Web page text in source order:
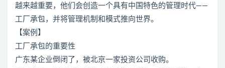
越来越重要，他们会创造一个具有中国特色的管理时代——
工厂承包，并将管理机制和模式推向世界。
【案例】
工厂承包的重要性
广东某企业倒闭了，被北京一家投资公司收购。